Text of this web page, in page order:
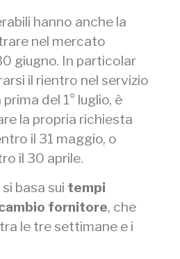
hanno anche la
nel mercato
giugno. In particolar
il rientro nel servizio
del 1° luglio, è
la propria richiesta
il 31 maggio, o
il 30 aprile.
basa sui tempi
fornitore, che
le tre settimane e i